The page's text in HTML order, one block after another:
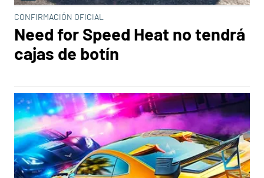
CONFIRMACIÓN OFICIAL
Need for Speed Heat no tendrá
cajas de botín